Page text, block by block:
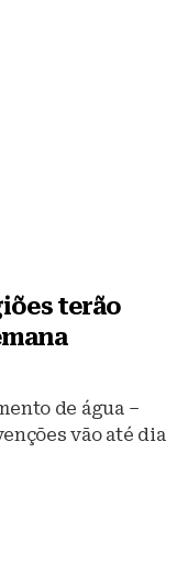
terão
de água –
vão até dia